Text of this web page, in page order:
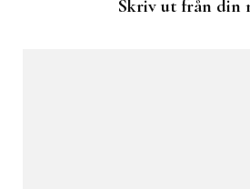
Skriv ut från din